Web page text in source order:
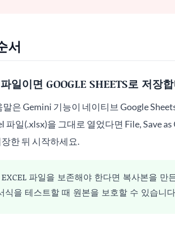
서
일이면 GOOGLE SHEETS로 저장
은 Gemini 기능이 네이티브 Google
파일(.xlsx)을 그대로 열었다면 File, Save
한 뒤 시작하세요.
파일을 보존해야 한다면 복사본을 만
식을 테스트할 때 원본을 보호할 수 있습니